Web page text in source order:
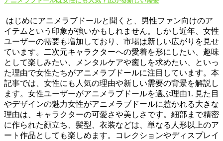
はじめにアニメラブドールと聞くと、男性ファン向けのア
イテムという印象が強いかもしれません。しかし近年、女性
ユーザーの需要も増加しており、市場は新しい広がりを見せ
ています。二次元キャラクターへの愛着を形にしたい、趣味
として楽しみたい、メンタルケアや癒しを求めたい、といっ
た理由で女性たちがアニメラブドールに注目しています。本
記事では、女性にも人気の理由や新しい需要の背景を解説し
ます。女性ユーザーがアニメラブドールを選ぶ理由1. 見た目
やデザインの魅力女性がアニメラブドールに惹かれる大きな
理由は、キャラクターの可愛さや美しさです。細部まで精密
に作られた顔立ち、髪型、衣装などは、単なる人形以上のア
ート作品としても楽しめます。コレクションやディスプレイ